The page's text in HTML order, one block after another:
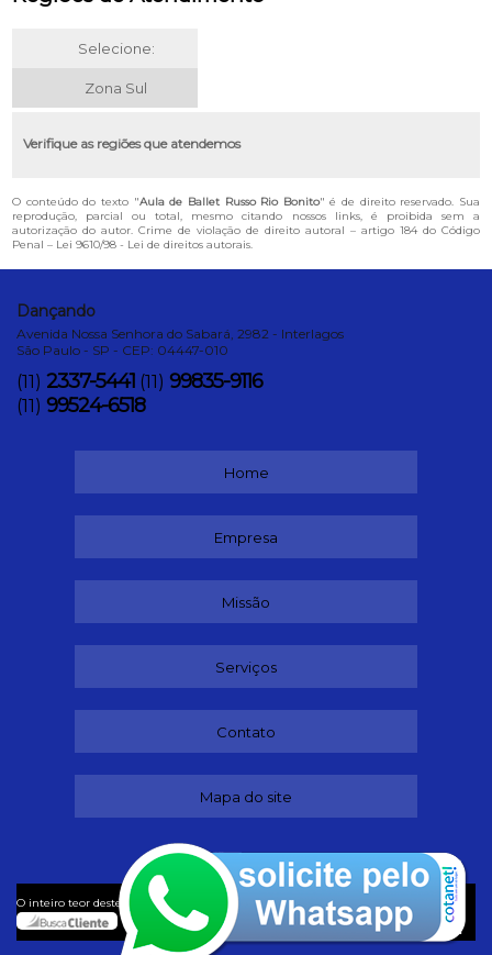
Selecione:
Zona Sul
Verifique as regiões que atendemos
O conteúdo do texto "Aula de Ballet Russo Rio Bonito" é de direito reservado. Sua
reprodução, parcial ou total, mesmo citando nossos links, é proibida sem a
autorização do autor. Crime de violação de direito autoral – artigo 184 do Código
Penal – Lei 9610/98 - Lei de direitos autorais.
Dançando
Avenida Nossa Senhora do Sabará, 2982 - Interlagos
São Paulo - SP - CEP: 04447-010
(11) 2337-5441 (11) 99835-9116
(11) 99524-6518
Home
Empresa
Missão
Serviços
Contato
Mapa do site
O inteiro teor deste site está sujeito à proteção de direitos autorais. Copyright
Dançando (Lei 9610 de 19/02/1998)